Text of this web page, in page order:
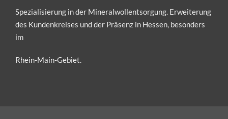
Spezialisierung in der Mineralwollentsorgung. Erweiterung
des Kundenkreises und der Präsenz in Hessen, besonders
im
Rhein-Main-Gebiet.